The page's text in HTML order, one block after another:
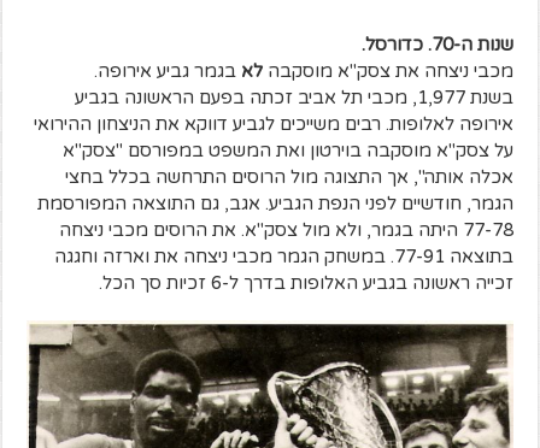
שנות ה-70. כדורסל.
מכבי ניצחה את צסק"א מוסקבהלא בגמר גביע אירופה.
בשנת 1,977, מכבי תל אביב זכתה בפעם הראשונה בגביע
אירופה לאלופות. רבים משייכים לגביע דווקא את הניצחון ההירואי
על צסק"א מוסקבה בוירטון ואת המשפט במפורסם "צסק"א
אכלה אותה", אך התצוגה מול הרוסים התרחשה בכלל בחצי
הגמר, חודשיים לפני הנפת הגביע. אגב, גם התוצאה המפורסמת
77-78 היתה בגמר, ולא מול צסק"א. את הרוסים מכבי ניצחה
בתוצאה 77-91. במשחק הגמר מכבי ניצחה את וארזה וחגגה
זכייה ראשונה בגביע האלופות בדרך ל-6 זכיות סך הכל.